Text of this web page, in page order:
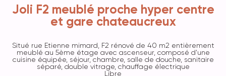
Joli F2 meublé proche hyper centre
et gare chateaucreux
Situé rue Etienne mimard, F2 rénové de 40 m2 entièrement
meublé au 5ème étage avec ascenseur, composé d'une
cuisine équipée, séjour, chambre, salle de douche, sanitaire
séparé, double vitrage, chauffage électrique
Libre